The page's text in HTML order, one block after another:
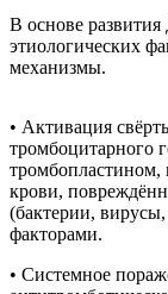
В основе
этиологических
механизмы.
• Активация
тромбоцитарного
тромбопластином,
крови,
(бактерии,
факторами.
• Системное